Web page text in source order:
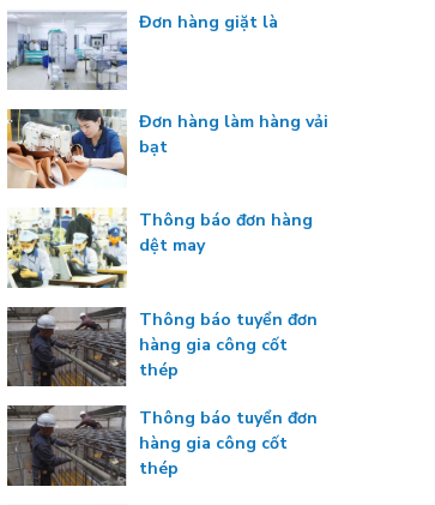
Đơn hàng giặt là
Đơn hàng làm hàng vải
bạt
Thông báo đơn hàng
dệt may
Thông báo tuyển đơn
hàng gia công cốt
thép
Thông báo tuyển đơn
hàng gia công cốt
thép